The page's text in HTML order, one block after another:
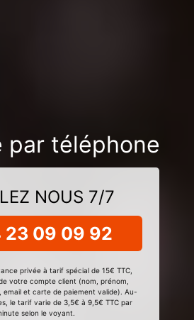
par téléphone
NOUS 7/7
09 09 92
privée à tarif spécial de 15€ TTC,
votre compte client (nom, prénom,
email et carte de paiement valide). Au-
le tarif varie de 3,5€ à 9,5€ TTC par
selon le voyant.